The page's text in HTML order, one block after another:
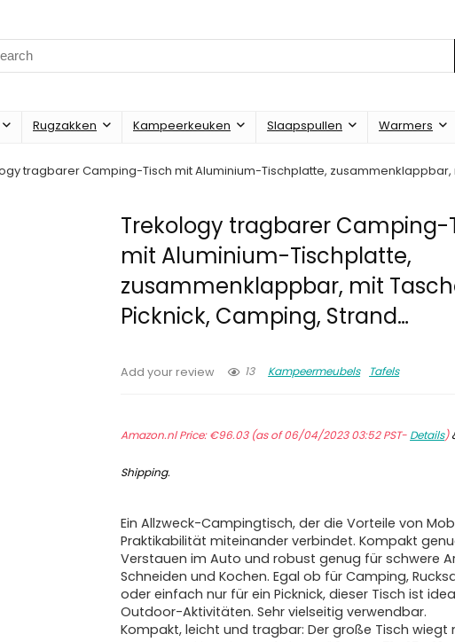
Rugzakken Kampeerkeuken Slaapspullen Warmers
tragbarer Camping-Tisch mit Aluminium-Tischplatte, zusammenklappbar,
Trekology tragbarer Camping-
mit Aluminium-Tischplatte,
zusammenklappbar, mit
Picknick, Camping, Strand…
Add your review 13 Kampeermeubels Tafels
Amazon.nl Price:€96.03(as of 06/04/2023 03:52 PST- Details)
Shipping.
Ein Allzweck-Campingtisch, der die Vorteile von
Praktikabilität miteinander verbindet. Kompakt
Verstauen im Auto und robust genug für schwere
Schneiden und Kochen. Egal ob für Camping,
oder einfach nur für ein Picknick, dieser Tisch ist
Outdoor-Aktivitäten. Sehr vielseitig verwendbar.
Kompakt, leicht und tragbar: Der große Tisch wiegt